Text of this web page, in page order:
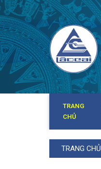
TRANG
CHỦ
TRANG CHỦ